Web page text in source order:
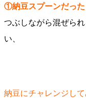
①納豆スプーンだった
つぶしながら混ぜら
い、
納豆にチャレンジして